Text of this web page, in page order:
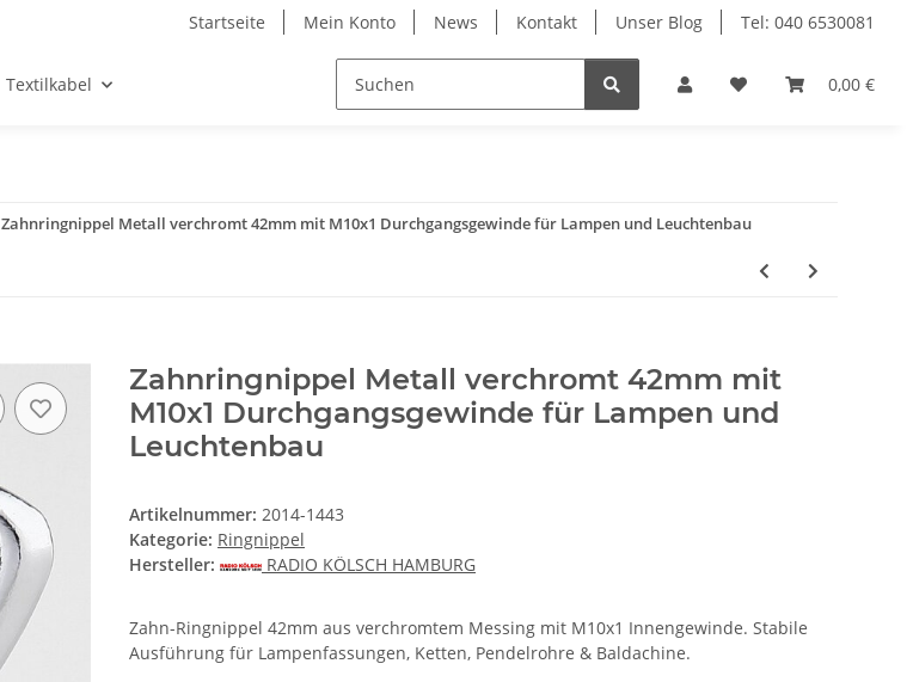
Startseite Mein Konto News Kontakt Unser Blog Tel: 040 6530081
0,00 €
Textilkabel
Zahnringnippel Metall verchromt 42mm mit M10x1 Durchgangsgewinde für Lampen und Leuchtenbau
Zahnringnippel Metall verchromt 42mm mit
M10x1 Durchgangsgewinde für Lampen und
Leuchtenbau
Artikelnummer: 2014-1443
Kategorie: Ringnippel
Hersteller:
RADIO KÖLSCH HAMBURG
Zahn-Ringnippel 42mm aus verchromtem Messing mit M10x1 Innengewinde. Stabile
Ausführung für Lampenfassungen, Ketten, Pendelrohre & Baldachine.